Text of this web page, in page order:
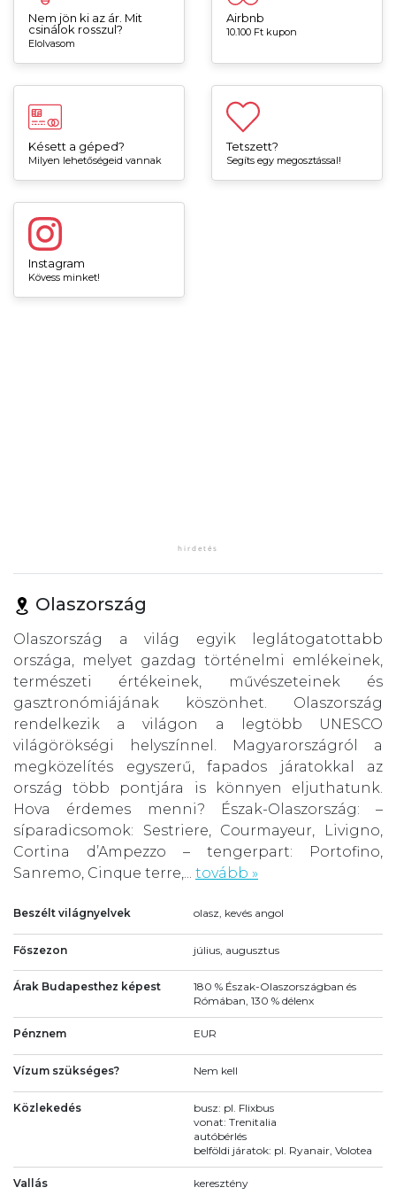
Nem jön ki az ár. Mit
csinálok rosszul?
Elolvasom
Airbnb
10.100 Ft kupon
Késett a géped?
Milyen lehetőségeid vannak
Tetszett?
Segíts egy megosztással!
Instagram
Kövess minket!
Olaszország
Olaszország a világ egyik leglátogatottabb
országa, melyet gazdag történelmi emlékeinek,
természeti értékeinek, művészeteinek és
gasztronómiájának köszönhet. Olaszország
rendelkezik a világon a legtöbb UNESCO
világörökségi helyszínnel. Magyarországról a
megközelítés egyszerű, fapados járatokkal az
ország több pontjára is könnyen eljuthatunk.
Hova érdemes menni? Észak-Olaszország: –
síparadicsomok: Sestriere, Courmayeur, Livigno,
Cortina d’Ampezzo – tengerpart: Portofino,
Sanremo, Cinque terre,... tovább »
Beszélt világnyelvek olasz, kevés angol
Főszezon július, augusztus
Árak Budapesthez képest
180 % Észak-Olaszországban és
Rómában, 130 % délenx
Pénznem EUR
Vízum szükséges? Nem kell
Közlekedés
busz: pl. Flixbus
vonat: Trenitalia
autóbérlés
belföldi járatok: pl. Ryanair, Volotea
Vallás keresztény